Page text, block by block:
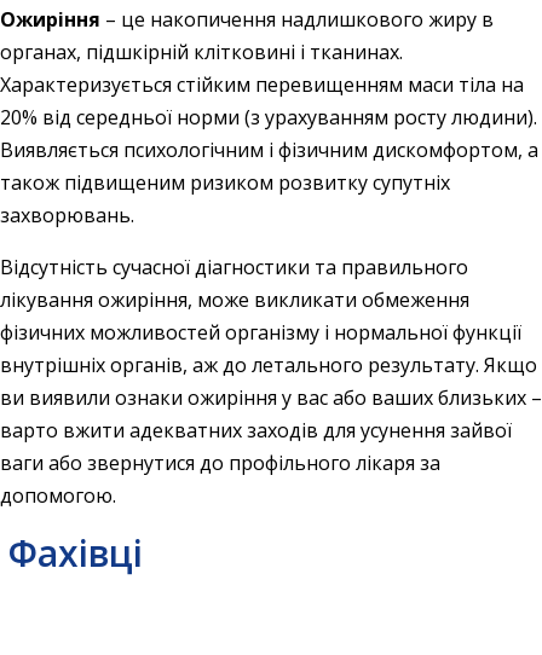
Ожиріння – це накопичення надлишкового жиру в
органах, підшкірній клітковині і тканинах.
Характеризується стійким перевищенням маси тіла на
20% від середньої норми (з урахуванням росту людини).
Виявляється психологічним і фізичним дискомфортом, а
також підвищеним ризиком розвитку супутніх
захворювань.
Відсутність сучасної діагностики та правильного
лікування ожиріння, може викликати обмеження
фізичних можливостей організму і нормальної функції
внутрішніх органів, аж до летального результату. Якщо
ви виявили ознаки ожиріння у вас або ваших близьких –
варто вжити адекватних заходів для усунення зайвої
ваги або звернутися до профільного лікаря за
допомогою.
Фахівці